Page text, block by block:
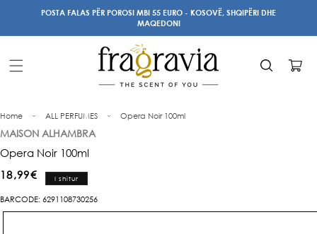
Kalo tePOSTA FALAS PËR POROSI MBI 55 EURO - KOSOVË, SHQIPËRI DHE
MAQEDONI
Karrocë
Home ALL PERFUMES Opera Noir 100ml
MAISON ALHAMBRA
Opera Noir 100ml
Çmimi
rregullt
18,99€ I shitur
BARCODE: 6291108730256
te